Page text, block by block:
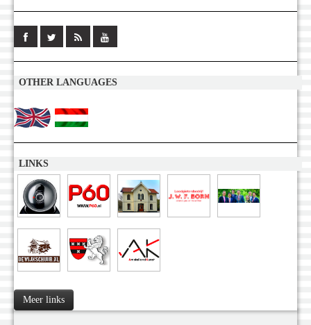
OTHER LANGUAGES
LINKS
Meer links